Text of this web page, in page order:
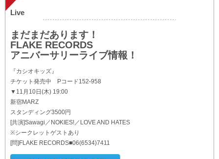
Live
まだまだあります！
FLAKE RECORDS
アニバーサリーライブ情報！
『カシオキッズ』
チケット発売中 Pコード152-958
▼11月10日(木) 19:00
新宿MARZ
スタンディング3500円
[共演]Sawagi／NOKIES!／LOVE AND HATES
※シークレットゲストあり
[問]FLAKE RECORDS■06(6534)7411